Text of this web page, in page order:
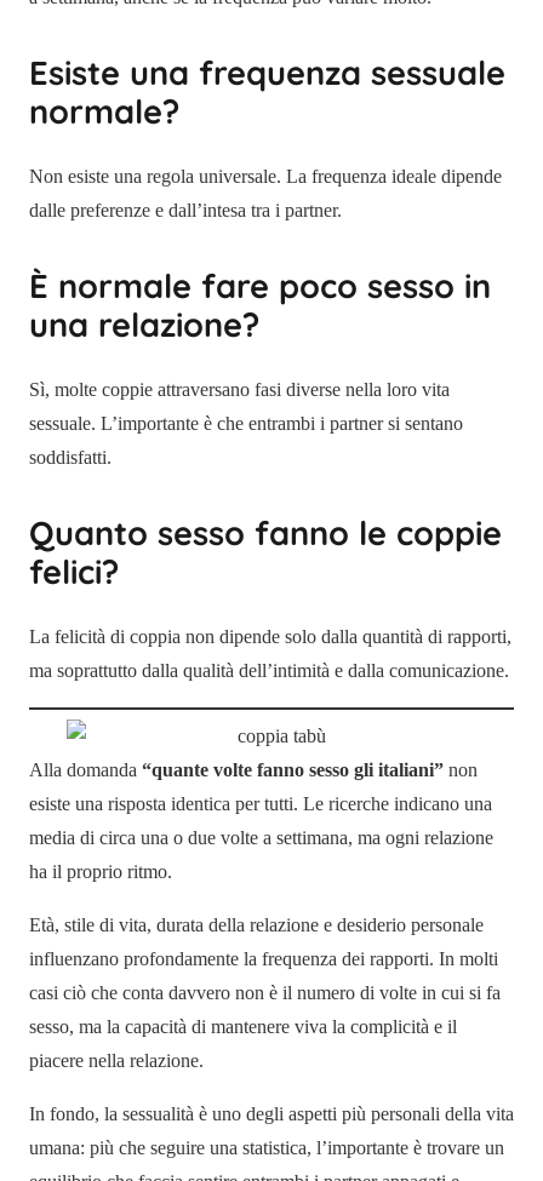
Esiste una frequenza sessuale
normale?
Non esiste una regola universale. La frequenza ideale dipende
dalle preferenze e dall’intesa tra i partner.
È normale fare poco sesso in
una relazione?
Sì, molte coppie attraversano fasi diverse nella loro vita
sessuale. L’importante è che entrambi i partner si sentano
soddisfatti.
Quanto sesso fanno le coppie
felici?
La felicità di coppia non dipende solo dalla quantità di rapporti,
ma soprattutto dalla qualità dell’intimità e dalla comunicazione.
Alla domanda “quante volte fanno sesso gli italiani” non
esiste una risposta identica per tutti. Le ricerche indicano una
media di circa una o due volte a settimana, ma ogni relazione
ha il proprio ritmo.
Età, stile di vita, durata della relazione e desiderio personale
influenzano profondamente la frequenza dei rapporti. In molti
casi ciò che conta davvero non è il numero di volte in cui si fa
sesso, ma la capacità di mantenere viva la complicità e il
piacere nella relazione.
In fondo, la sessualità è uno degli aspetti più personali della vita
umana: più che seguire una statistica, l’importante è trovare un